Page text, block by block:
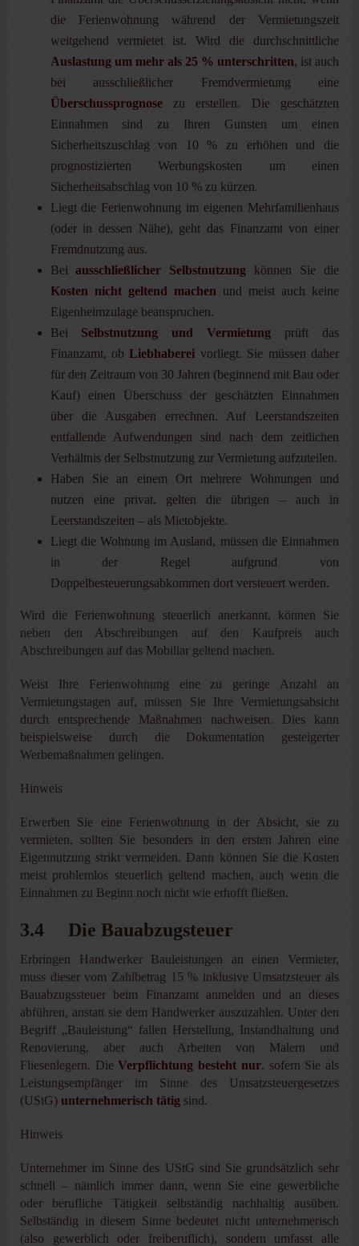
die Ferienwohnung während der Vermietungszeit
weitgehend vermietet ist. Wird die durchschnittliche
Auslastung um mehr als 25 % unterschritten, ist auch
bei ausschließlicher Fremdvermietung eine
Überschussprognosezu erstellen. Die geschätzten
Einnahmen sind zu Ihren Gunsten um einen
Sicherheitszuschlag von 10 % zu erhöhen und die
prognostizierten Werbungskosten um einen
Sicherheitsabschlag von 10 % zu kürzen.
Liegt die Ferienwohnung im eigenen Mehrfamilienhaus
(oder in dessen Nähe), geht das Finanzamt von einer
Fremdnutzung aus.
Beiausschließlicher Selbstnutzung können Sie die
Kosten nicht geltend machen und meist auch keine
Eigenheimzulage beanspruchen.
Bei Selbstnutzung und Vermietung prüft das
Finanzamt, obLiebhaberei vorliegt. Sie müssen daher
für den Zeitraum von 30 Jahren (beginnend mit Bau oder
Kauf) einen Überschuss der geschätzten Einnahmen
über die Ausgaben errechnen. Auf Leerstandszeiten
entfallende Aufwendungen sind nach dem zeitlichen
Verhältnis der Selbstnutzung zur Vermietung aufzuteilen.
Haben Sie an einem Ort mehrere Wohnungen und
nutzen eine privat, gelten die übrigen – auch in
Leerstandszeiten – als Mietobjekte.
Liegt die Wohnung im Ausland, müssen die Einnahmen
in der Regel aufgrund von
Doppelbesteuerungsabkommen dort versteuert werden.
Wird die Ferienwohnung steuerlich anerkannt, können Sie
neben den Abschreibungen auf den Kaufpreis auch
Abschreibungen auf das Mobiliar geltend machen.
Weist Ihre Ferienwohnung eine zu geringe Anzahl an
Vermietungstagen auf, müssen Sie Ihre Vermietungsabsicht
durch entsprechende Maßnahmen nachweisen. Dies kann
beispielsweise durch die Dokumentation gesteigerter
Werbemaßnahmen gelingen.
Hinweis
Erwerben Sie eine Ferienwohnung in der Absicht, sie zu
vermieten, sollten Sie besonders in den ersten Jahren eine
Eigennutzung strikt vermeiden. Dann können Sie die Kosten
meist problemlos steuerlich geltend machen, auch wenn die
Einnahmen zu Beginn noch nicht wie erhofft fließen.
3.4 Die Bauabzugsteuer
Erbringen Handwerker Bauleistungen an einen Vermieter,
muss dieser vom Zahlbetrag 15 % inklusive Umsatzsteuer als
Bauabzugssteuer beim Finanzamt anmelden und an dieses
abführen, anstatt sie dem Handwerker auszuzahlen. Unter den
Begriff „Bauleistung“ fallen Herstellung, Instandhaltung und
Renovierung, aber auch Arbeiten von Malern und
Fliesenlegern. DieVerpflichtung besteht nur, sofern Sie als
Leistungsempfänger im Sinne des Umsatzsteuergesetzes
(UStG) unternehmerisch tätig sind.
Hinweis
Unternehmer im Sinne des UStG sind Sie grundsätzlich sehr
schnell – nämlich immer dann, wenn Sie eine gewerbliche
oder berufliche Tätigkeit selbständig nachhaltig aus­üben.
Selbständig in diesem Sinne bedeutet nicht unternehmerisch
(also gewerblich oder freiberuflich), sondern umfasst alle